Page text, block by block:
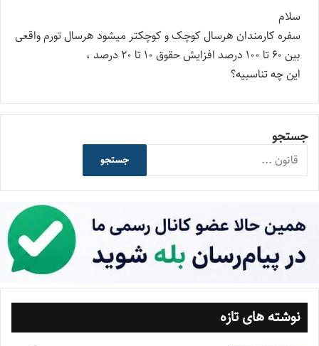
:
سلام
سفره کارمندان هرسال کوچک و کوچکتر میشود هرسال تورم واقعی
بین ۶۰ تا ۱۰۰ درصد افزایش حقوق ۱۰ تا ۲۰ درصد ،
این چه تناسبیه؟
جستجو
جستجو
نوشته های تازه